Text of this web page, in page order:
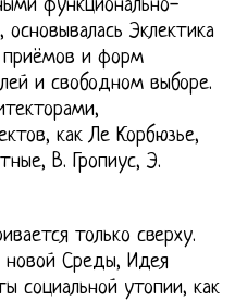
функционально-
Эклектика
приёмов и форм
и свободном выборе.
как Ле Корбюзье,
В. Гропиус, Э.
только сверху.
новой Среды, Идея
социальной утопии, как